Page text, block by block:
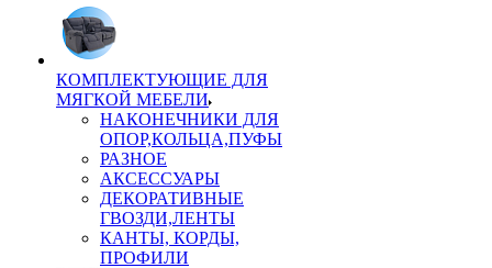
КОМПЛЕКТУЮЩИЕ ДЛЯ
МЯГКОЙ МЕБЕЛИ
НАКОНЕЧНИКИ ДЛЯ
ОПОР,КОЛЬЦА,ПУФЫ
РАЗНОЕ
АКСЕССУАРЫ
ДЕКОРАТИВНЫЕ
ГВОЗДИ,ЛЕНТЫ
КАНТЫ, КОРДЫ,
ПРОФИЛИ